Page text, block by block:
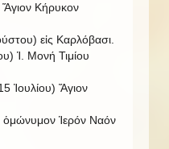
Ἅγιον Κήρυκον
εἰς Καρλόβασι.
Ἱ. Μονή Τιμίου
Ἰουλίου) Ἅγιον
ὁμώνυμον Ἱερόν Ναόν